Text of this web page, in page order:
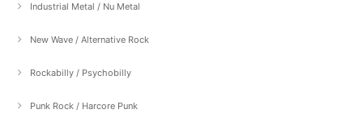
Industrial Metal / Nu Metal
New Wave / Alternative Rock
Rockabilly / Psychobilly
Punk Rock / Harcore Punk